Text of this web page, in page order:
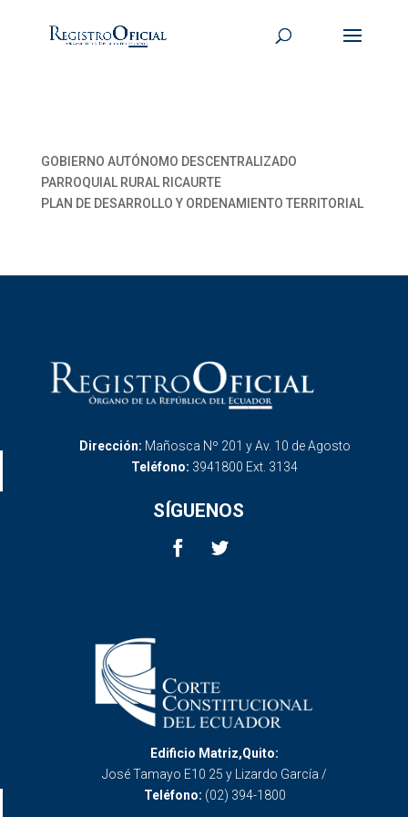
GOBIERNO AUTÓNOMO DESCENTRALIZADO
PARROQUIAL RURAL RICAURTE
PLAN DE DESARROLLO Y ORDENAMIENTO TERRITORIAL
Dirección: Mañosca Nº 201 y Av. 10 de Agosto
Teléfono: 3941800 Ext. 3134
SÍGUENOS
Edificio Matriz,Quito:
José Tamayo E10 25 y Lizardo García /
Teléfono: (02) 394-1800